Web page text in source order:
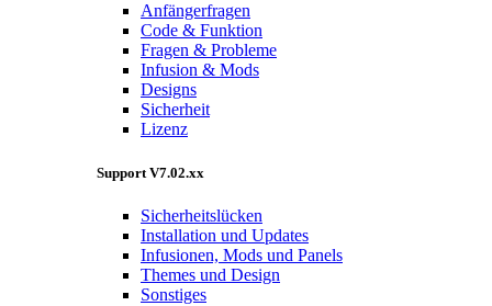
Anfängerfragen
Code & Funktion
Fragen & Probleme
Infusion & Mods
Designs
Sicherheit
Lizenz
Support V7.02.xx
Sicherheitslücken
Installation und Updates
Infusionen, Mods und Panels
Themes und Design
Sonstiges